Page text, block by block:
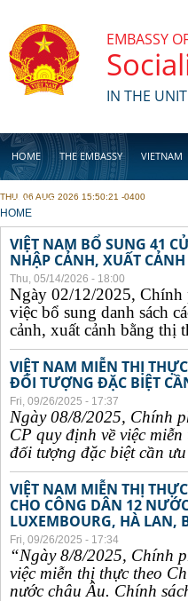
EMBASSY
IN THE
HOME THE EMBASSY VIETNAM
BUSINESS
THU, 06 AUG 2026 15:50:21 -0400
YOU ARE HERE
HOME
VIỆT NAM BỔ SUNG 41
NHẬP CẢNH, XUẤT
Thu, 05/14/2026 - 18:00
Ngày 02/12/2025, Chính
việc bổ sung danh sách
cảnh, xuất cảnh bằng thị
VIỆT NAM MIỄN THỊ
ĐỐI TƯỢNG ĐẶC BIỆT
Fri, 09/26/2025 - 17:37
Ngày 08/8/2025, Chính
CP quy định về việc
đối tượng đặc biệt cần
VIỆT NAM MIỄN THỊ
CHO CÔNG DÂN 12
LUXEMBOURG, HÀ LAN,
Fri, 09/26/2025 - 17:34
“Ngày 8/8/2025, Chính
việc miễn thị thực theo
nước châu Âu. Chính